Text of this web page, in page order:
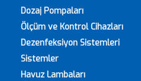
Dozaj Pompaları
Ölçüm ve Kontrol Cihazları
Dezenfeksiyon Sistemleri
Sistemler
Havuz Lambaları